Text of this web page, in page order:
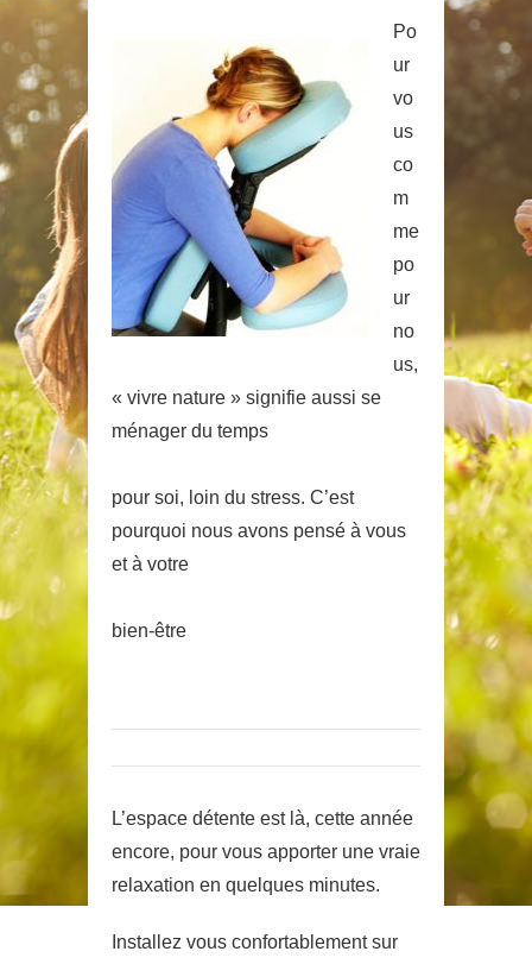
Po
ur
vo
us
co
m
me
po
ur
no
us,
« vivre nature » signifie aussi se
ménager du temps
pour soi, loin du stress. C’est
pourquoi nous avons pensé à vous
et à votre
bien-être
L’espace détente est là, cette année
encore, pour vous apporter une vraie
relaxation en quelques minutes.
Installez vous confortablement sur